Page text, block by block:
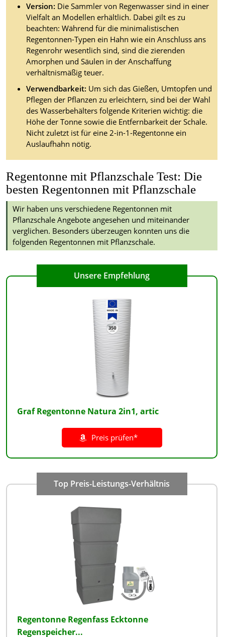
Version: Die Sammler von Regenwasser sind in einer
Vielfalt an Modellen erhältlich. Dabei gilt es zu
beachten: Während für die minimalistischen
Regentonnen-Typen ein Hahn wie ein Anschluss ans
Regenrohr wesentlich sind, sind die zierenden
Amorphen und Säulen in der Anschaffung
verhältnismäßig teuer.
Verwendbarkeit: Um sich das Gießen, Umtopfen und
Pflegen der Pflanzen zu erleichtern, sind bei der Wahl
des Wasserbehälters folgende Kriterien wichtig: die
Höhe der Tonne sowie die Entfernbarkeit der Schale.
Nicht zuletzt ist für eine 2-in-1-Regentonne ein
Auslaufhahn nötig.
Regentonne mit Pflanzschale Test: Die
besten Regentonnen mit Pflanzschale
Wir haben uns verschiedene Regentonnen mit
Pflanzschale Angebote angesehen und miteinander
verglichen. Besonders überzeugen konnten uns die
folgenden Regentonnen mit Pflanzschale.
Graf Regentonne Natura 2in1, artic
Preis prüfen*
Regentonne Regenfass Ecktonne
Regenspeicher...